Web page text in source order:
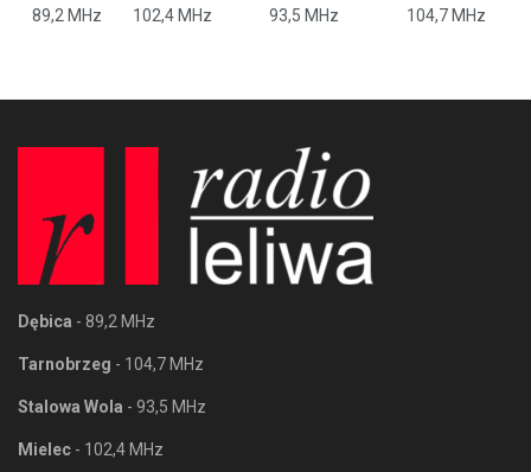
89,2 MHz
102,4 MHz 93,5 MHz 104,7 MHz
Dębica - 89,2 MHz
Tarnobrzeg - 104,7 MHz
Stalowa Wola - 93,5 MHz
Mielec - 102,4 MHz